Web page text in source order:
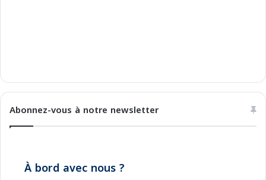
Abonnez-vous à notre newsletter
À bord avec nous ?